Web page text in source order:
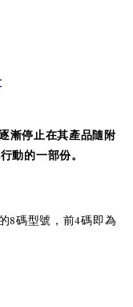
漸停止在其產品隨附
動的一部份。
8碼型號，前4碼即為